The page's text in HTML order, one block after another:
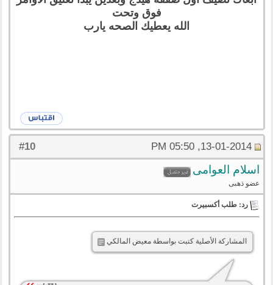
فوق وتحت
الله يعطيك الصحه يارب
#
10 13-01-2014, 05:50 PM
اسلام العوامى
عضو ذهبى
رد: طلب أكسبيرت
المشاركة الأصلية كتبت بواسطة معيض المالكي